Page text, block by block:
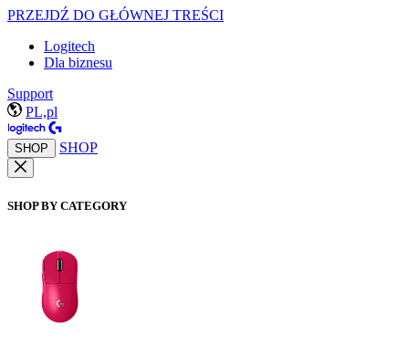
PRZEJDŹ DO GŁÓWNEJ TREŚCI
Logitech
Dla biznesu
Support
PL,pl
SHOP SHOP
SHOP BY CATEGORY